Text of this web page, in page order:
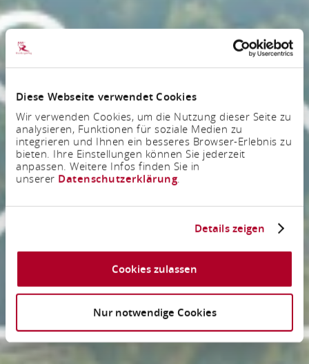
Diese Webseite verwendet Cookies
Wir verwenden Cookies, um die Nutzung dieser Seite zu
analysieren, Funktionen für soziale Medien zu
integrieren und Ihnen ein besseres Browser-Erlebnis zu
bieten. Ihre Einstellungen können Sie jederzeit
anpassen. Weitere Infos finden Sie in
unserer Datenschutzerklärung.
Details zeigen
Cookies zulassen
Nur notwendige Cookies